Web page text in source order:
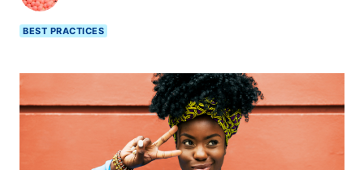
BEST PRACTICES